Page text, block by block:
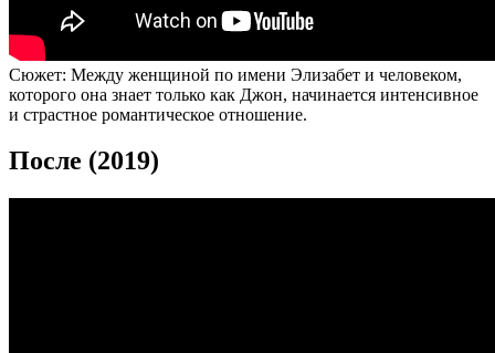
Сюжет: Между женщиной по имени Элизабет и человеком,
которого она знает только как Джон, начинается интенсивное
и страстное романтическое отношение.
После (2019)